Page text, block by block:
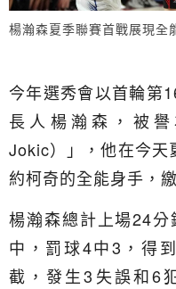
楊瀚森夏季聯賽首戰展現全
今年選秀會以首輪第
長人楊瀚森，被
Jokic）」，他在今天
約柯奇的全能身手，
楊瀚森總計上場24
中，罰球4中3，得
截，發生3失誤和6